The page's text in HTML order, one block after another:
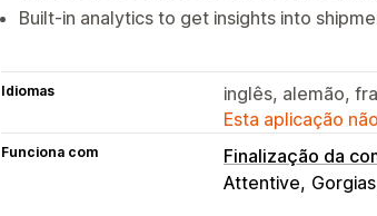
Built-in analytics to get insights into
Idiomas
inglês, alemão,
Esta aplicação
Funciona com Finalização da
Attentive Gorgias